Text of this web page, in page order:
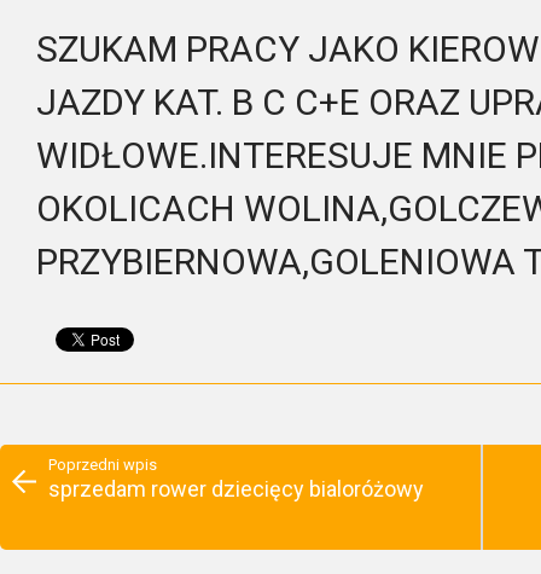
SZUKAM PRACY JAKO
JAZDY KAT. B C C+E ORAZ
WIDŁOWE.INTERESUJE MNIE
OKOLICACH
Poprzedni wpis
sprzedam rower dziecięcy bialoróżowy